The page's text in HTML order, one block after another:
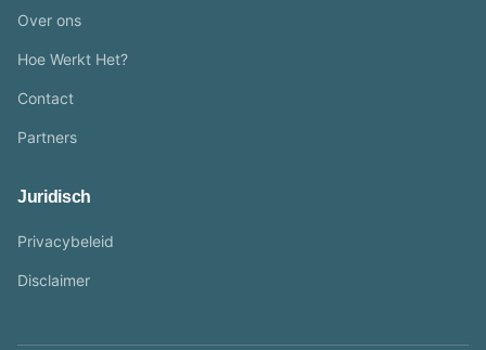
Over ons
Hoe Werkt Het?
Contact
Partners
Juridisch
Privacybeleid
Disclaimer